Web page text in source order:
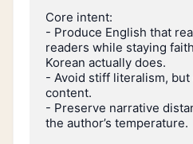
Core intent:
- Produce English that
readers while staying
Korean actually does.
- Avoid stiff literalism,
content.
- Preserve narrative
the author’s temperature.